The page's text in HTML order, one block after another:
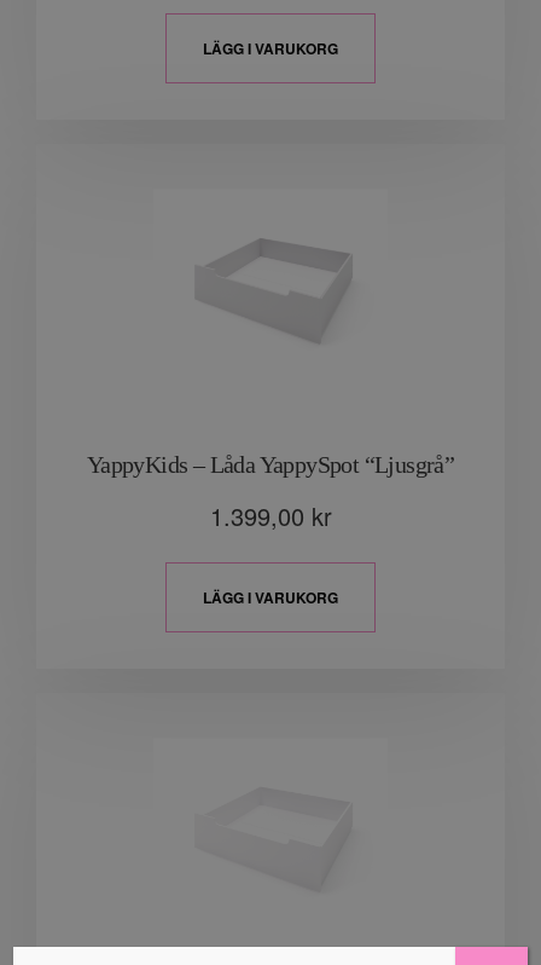
LÄGG I VARUKORG
YappyKids – Låda YappySpot “Ljusgrå”
1.399,00 kr
LÄGG I VARUKORG